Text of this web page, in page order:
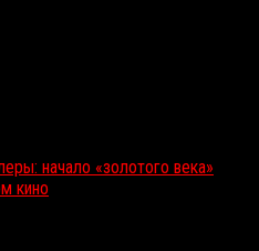
начало «золотого века»
кино